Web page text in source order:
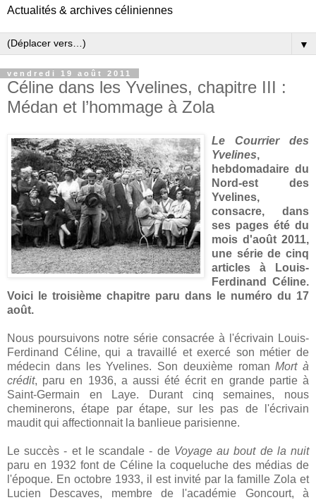
Actualités & archives céliniennes
▼
vendredi 19 août 2011
Céline dans les Yvelines, chapitre III :
Médan et l’hommage à Zola
Le Courrier des
Yvelines,
hebdomadaire du
Nord-est des
Yvelines,
consacre, dans
ses pages été du
mois d'août 2011,
une série de cinq
articles à Louis-
Ferdinand Céline.
Voici le troisième chapitre paru dans le numéro du 17
août.
Nous poursuivons notre série consacrée à l'écrivain Louis-
Ferdinand Céline, qui a travaillé et exercé son métier de
médecin dans les Yvelines. Son deuxième romanMort à
crédit, paru en 1936, a aussi été écrit en grande partie à
Saint-Germain en Laye. Durant cinq semaines, nous
cheminerons, étape par étape, sur les pas de l'écrivain
maudit qui affectionnait la banlieue parisienne.
Le succès - et le scandale - de Voyage au bout de la nuit
paru en 1932 font de Céline la coqueluche des médias de
l'époque. En octobre 1933, il est invité par la famille Zola et
Lucien Descaves, membre de l'académie Goncourt, à